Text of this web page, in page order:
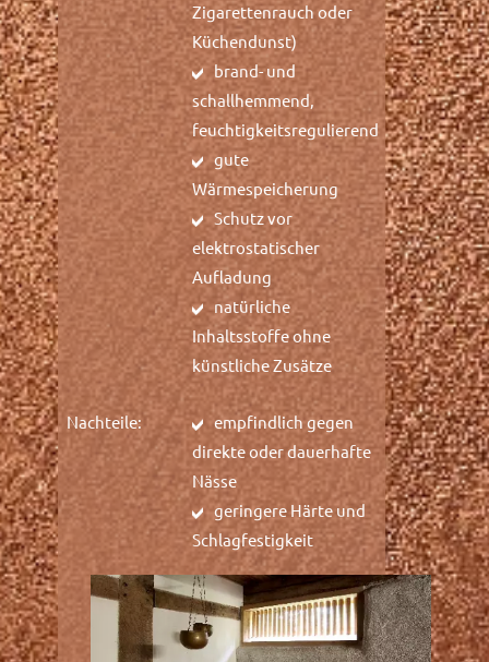
Zigarettenrauch oder
Küchendunst)
brand- und
schallhemmend,
feuchtigkeitsregulierend
gute
Wärmespeicherung
Schutz vor
elektrostatischer
Aufladung
natürliche
Inhaltsstoffe ohne
künstliche Zusätze
Nachteile:
empfindlich gegen
direkte oder dauerhafte
Nässe
geringere Härte und
Schlagfestigkeit